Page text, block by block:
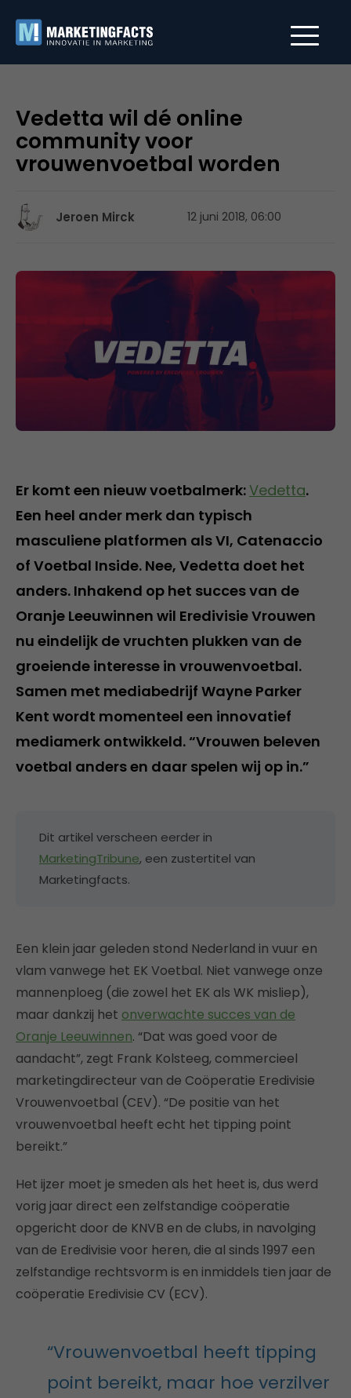
Vedetta wil dé online
community voor
vrouwenvoetbal worden
Jeroen Mirck 12 juni 2018, 06:00
Er komt een nieuw voetbalmerk:Vedetta.
Een heel ander merk dan typisch
masculiene platformen als VI, Catenaccio
of Voetbal Inside. Nee, Vedetta doet het
anders. Inhakend op het succes van de
Oranje Leeuwinnen wil Eredivisie Vrouwen
nu eindelijk de vruchten plukken van de
groeiende interesse in vrouwenvoetbal.
Samen met mediabedrijf Wayne Parker
Kent wordt momenteel een innovatief
mediamerk ontwikkeld. “Vrouwen beleven
voetbal anders en daar spelen wij op in.”
Dit artikel verscheen eerder in
MarketingTribune, een zustertitel van
Marketingfacts.
Een klein jaar geleden stond Nederland in vuur en
vlam vanwege het EK Voetbal. Niet vanwege onze
mannenploeg (die zowel het EK als WK misliep),
maar dankzij het onverwachte succes van de
Oranje Leeuwinnen. “Dat was goed voor de
aandacht”, zegt Frank Kolsteeg, commercieel
marketingdirecteur van de Coöperatie Eredivisie
Vrouwenvoetbal (CEV). “De positie van het
vrouwenvoetbal heeft echt het tipping point
bereikt.”
Het ijzer moet je smeden als het heet is, dus werd
vorig jaar direct een zelfstandige coöperatie
opgericht door de KNVB en de clubs, in navolging
van de Eredivisie voor heren, die al sinds 1997 een
zelfstandige rechtsvorm is en inmiddels tien jaar de
coöperatie Eredivisie CV (ECV).
“Vrouwenvoetbal heeft tipping
point bereikt, maar hoe verzilver